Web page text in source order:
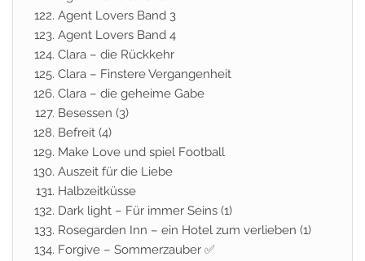
Agent Lovers Band 3
Agent Lovers Band 4
Clara – die Rückkehr
Clara – Finstere Vergangenheit
Clara – die geheime Gabe
Besessen (3)
Befreit (4)
Make Love und spiel Football
Auszeit für die Liebe
Halbzeitküsse
Dark light – Für immer Seins (1)
Rosegarden Inn – ein Hotel zum verlieben (1)
Forgive – Sommerzauber ✅